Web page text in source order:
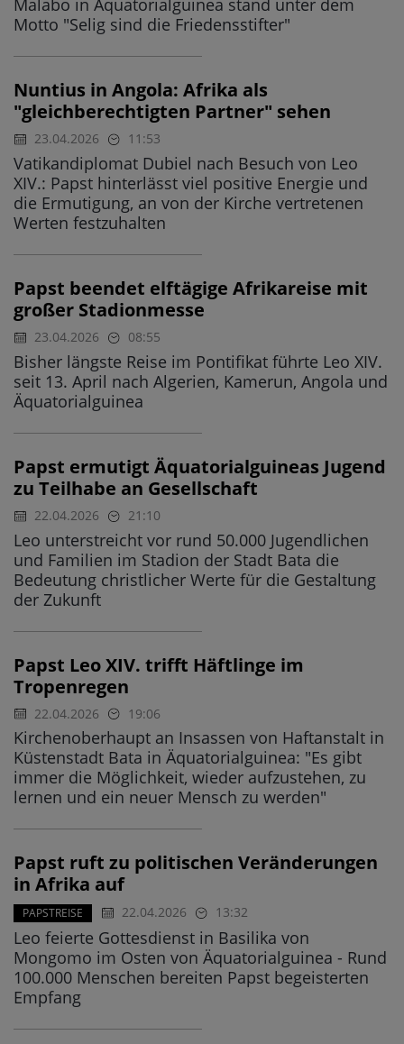
Malabo in Äquatorialguinea stand unter dem
Motto "Selig sind die Friedensstifter"
Nuntius in Angola: Afrika als
"gleichberechtigten Partner" sehen
23.04.2026 11:53
Vatikandiplomat Dubiel nach Besuch von Leo
XIV.: Papst hinterlässt viel positive Energie und
die Ermutigung, an von der Kirche vertretenen
Werten festzuhalten
Papst beendet elftägige Afrikareise mit
großer Stadionmesse
23.04.2026 08:55
Bisher längste Reise im Pontifikat führte Leo XIV.
seit 13. April nach Algerien, Kamerun, Angola und
Äquatorialguinea
Papst ermutigt Äquatorialguineas Jugend
zu Teilhabe an Gesellschaft
22.04.2026 21:10
Leo unterstreicht vor rund 50.000 Jugendlichen
und Familien im Stadion der Stadt Bata die
Bedeutung christlicher Werte für die Gestaltung
der Zukunft
Papst Leo XIV. trifft Häftlinge im
Tropenregen
22.04.2026 19:06
Kirchenoberhaupt an Insassen von Haftanstalt in
Küstenstadt Bata in Äquatorialguinea: "Es gibt
immer die Möglichkeit, wieder aufzustehen, zu
lernen und ein neuer Mensch zu werden"
Papst ruft zu politischen Veränderungen
in Afrika auf
PAPSTREISE 22.04.2026 13:32
Leo feierte Gottesdienst in Basilika von
Mongomo im Osten von Äquatorialguinea - Rund
100.000 Menschen bereiten Papst begeisterten
Empfang